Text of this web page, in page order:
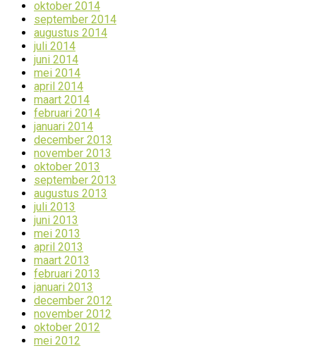
oktober 2014
september 2014
augustus 2014
juli 2014
juni 2014
mei 2014
april 2014
maart 2014
februari 2014
januari 2014
december 2013
november 2013
oktober 2013
september 2013
augustus 2013
juli 2013
juni 2013
mei 2013
april 2013
maart 2013
februari 2013
januari 2013
december 2012
november 2012
oktober 2012
mei 2012